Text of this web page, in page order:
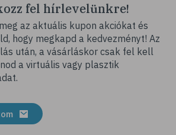
fel hírlevelünkre!
az aktuális kupon akciókat és
hogy megkapd a kedvezményt! Az
után, a vásárláskor csak fel kell
a virtuális vagy plasztik